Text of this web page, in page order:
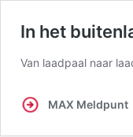
In het
Van laadpaal naar
MAX Meldpunt